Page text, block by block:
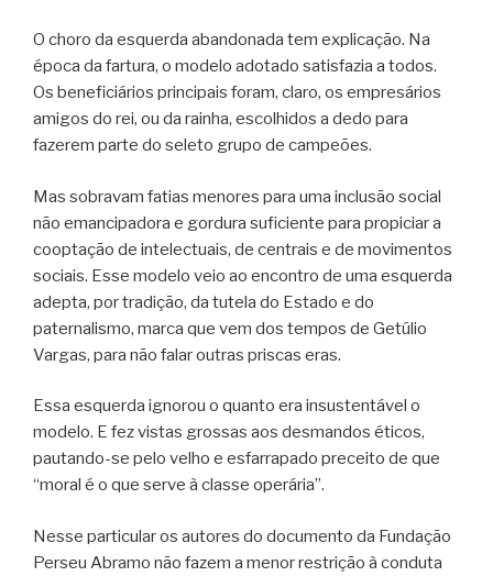
O choro da esquerda abandonada tem explicação. Na
época da fartura, o modelo adotado satisfazia a todos.
Os beneficiários principais foram, claro, os empresários
amigos do rei, ou da rainha, escolhidos a dedo para
fazerem parte do seleto grupo de campeões.
Mas sobravam fatias menores para uma inclusão social
não emancipadora e gordura suficiente para propiciar a
cooptação de intelectuais, de centrais e de movimentos
sociais. Esse modelo veio ao encontro de uma esquerda
adepta, por tradição, da tutela do Estado e do
paternalismo, marca que vem dos tempos de Getúlio
Vargas, para não falar outras priscas eras.
Essa esquerda ignorou o quanto era insustentável o
modelo. E fez vistas grossas aos desmandos éticos,
pautando-se pelo velho e esfarrapado preceito de que
“moral é o que serve à classe operária”.
Nesse particular os autores do documento da Fundação
Perseu Abramo não fazem a menor restrição à conduta